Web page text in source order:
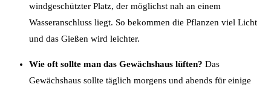
windgeschützter Platz, der möglichst nah an einem
Wasseranschluss liegt. So bekommen die Pflanzen viel Licht
und das Gießen wird leichter.
Wie oft sollte man das Gewächshaus lüften? Das
Gewächshaus sollte täglich morgens und abends für einige